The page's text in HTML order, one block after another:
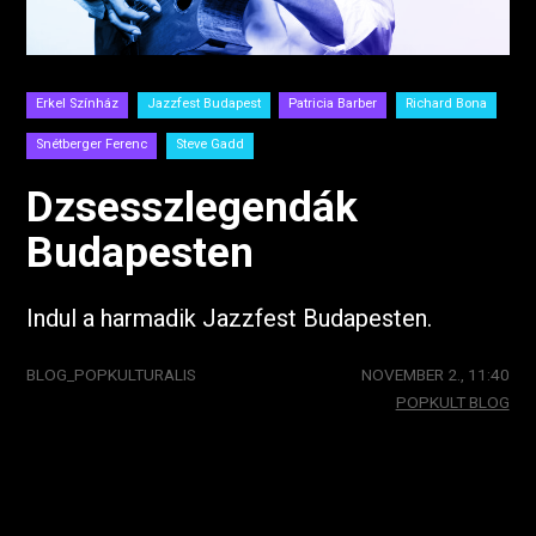
Erkel Színház Jazzfest Budapest Patricia Barber Richard Bona
Snétberger Ferenc Steve Gadd
Dzsesszlegendák
Budapesten
Indul a harmadik Jazzfest Budapesten.
BLOG_POPKULTURALIS
NOVEMBER 2., 11:40
POPKULT BLOG